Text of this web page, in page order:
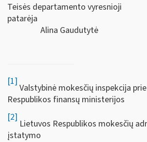
Teisės departamento vyresnioji
Alina Gaudutytė
[1]
Valstybinė mokesčių inspekcija
Respublikos finansų ministerijos
[2]
Lietuvos Respublikos mokesčių
įstatymo